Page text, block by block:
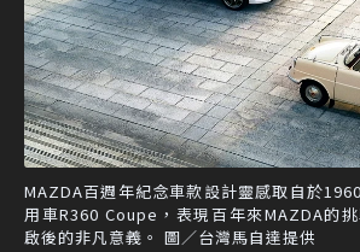
MAZDA百週年紀念車款設計靈感取自於
用車R360 Coupe，表現百年來MAZDA的
啟後的非凡意義。 圖／台灣馬自達提供